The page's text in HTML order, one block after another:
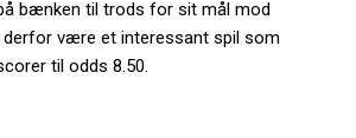
bænken til trods for sit mål mod
derfor være et interessant spil som
til odds 8.50.